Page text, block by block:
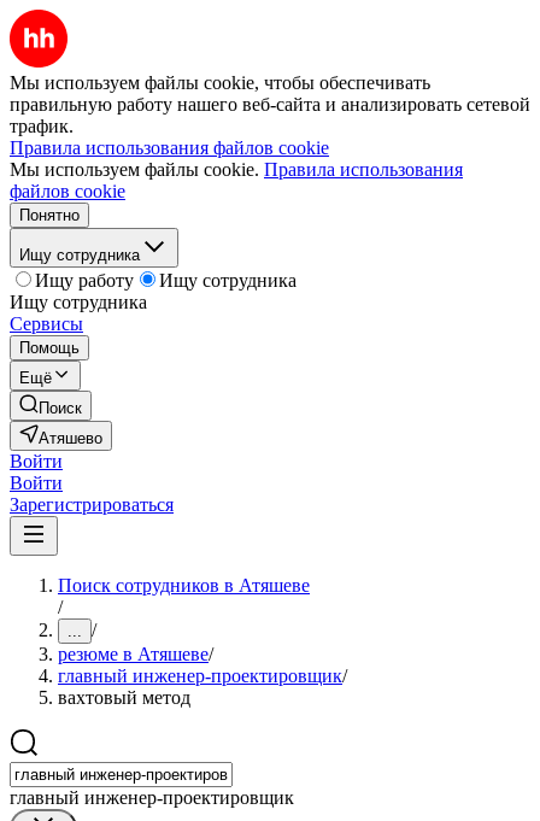
Мы используем файлы cookie, чтобы обеспечивать
правильную работу нашего веб-сайта и анализировать сетевой
трафик.
Правила использования файлов cookie
Мы используем файлы cookie. Правила использования
файлов cookie
Понятно
Ищу сотрудника
Ищу работу
Ищу сотрудника
Ищу сотрудника
Сервисы
Помощь
Ещё
Поиск
Атяшево
Войти
Войти
Зарегистрироваться
Поиск сотрудников в Атяшеве
/
... /
резюме в Атяшеве/
главный инженер-проектировщик/
вахтовый метод
главный инженер-проектировщик